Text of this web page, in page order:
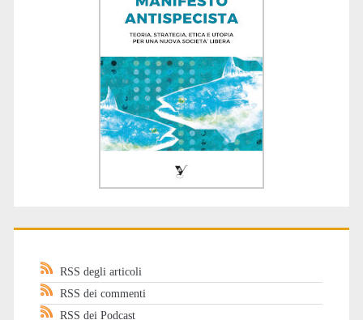
RSS degli articoli
RSS dei commenti
RSS dei Podcast